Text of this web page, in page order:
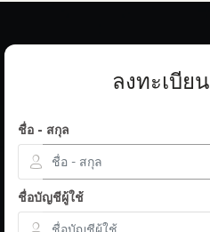
ลงทะเบียน
ชื่อ - สกุล
ชื่อบัญชีผู้ใช้